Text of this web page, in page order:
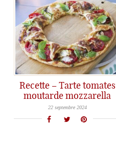
Recette – Tarte tomates
moutarde mozzarella
Une tarte tomates moutarde mozzarella qui fait toujours son effet avec cette présentation en couronne qui diffère d'une tarte classique.
22 septembre 2024